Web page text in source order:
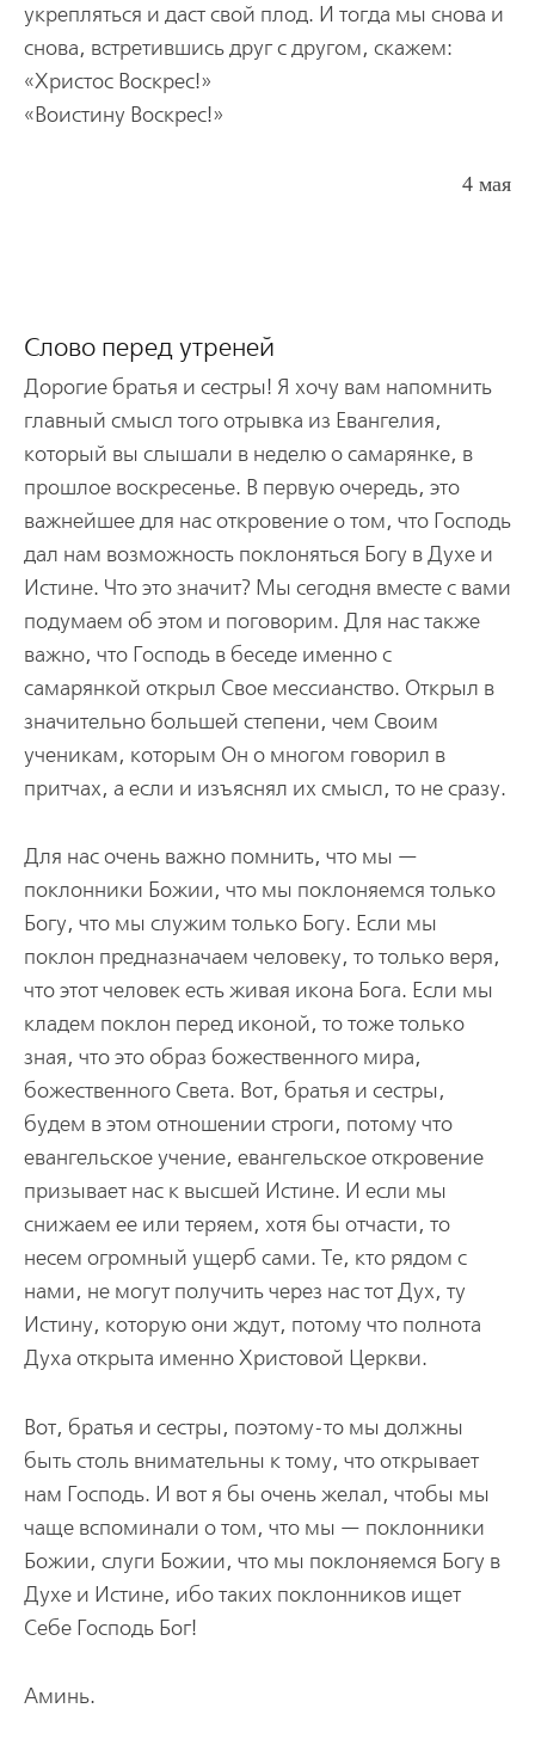
укрепляться и даст свой плод. И тогда мы снова и
снова, встретившись друг с другом, скажем:
«Христос Воскрес!»
«Воистину Воскрес!»
4 мая
Слово перед утреней
Дорогие братья и сестры! Я хочу вам напомнить
главный смысл того отрывка из Евангелия,
который вы слышали в неделю о самарянке, в
прошлое воскресенье. В первую очередь, это
важнейшее для нас откровение о том, что Господь
дал нам возможность поклоняться Богу в Духе и
Истине. Что это значит? Мы сегодня вместе с вами
подумаем об этом и поговорим. Для нас также
важно, что Господь в беседе именно с
самарянкой открыл Свое мессианство. Открыл в
значительно большей степени, чем Своим
ученикам, которым Он о многом говорил в
притчах, а если и изъяснял их смысл, то не сразу.
Для нас очень важно помнить, что мы —
поклонники Божии, что мы поклоняемся только
Богу, что мы служим только Богу. Если мы
поклон предназначаем человеку, то только веря,
что этот человек есть живая икона Бога. Если мы
кладем поклон перед иконой, то тоже только
зная, что это образ божественного мира,
божественного Света. Вот, братья и сестры,
будем в этом отношении строги, потому что
евангельское учение, евангельское откровение
призывает нас к высшей Истине. И если мы
снижаем ее или теряем, хотя бы отчасти, то
несем огромный ущерб сами. Те, кто рядом с
нами, не могут получить через нас тот Дух, ту
Истину, которую они ждут, потому что полнота
Духа открыта именно Христовой Церкви.
Вот, братья и сестры, поэтому-то мы должны
быть столь внимательны к тому, что открывает
нам Господь. И вот я бы очень желал, чтобы мы
чаще вспоминали о том, что мы — поклонники
Божии, слуги Божии, что мы поклоняемся Богу в
Духе и Истине, ибо таких поклонников ищет
Себе Господь Бог!
Аминь.